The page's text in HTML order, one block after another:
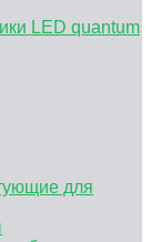
GrowPlant
Bagpot
LED quantum
для